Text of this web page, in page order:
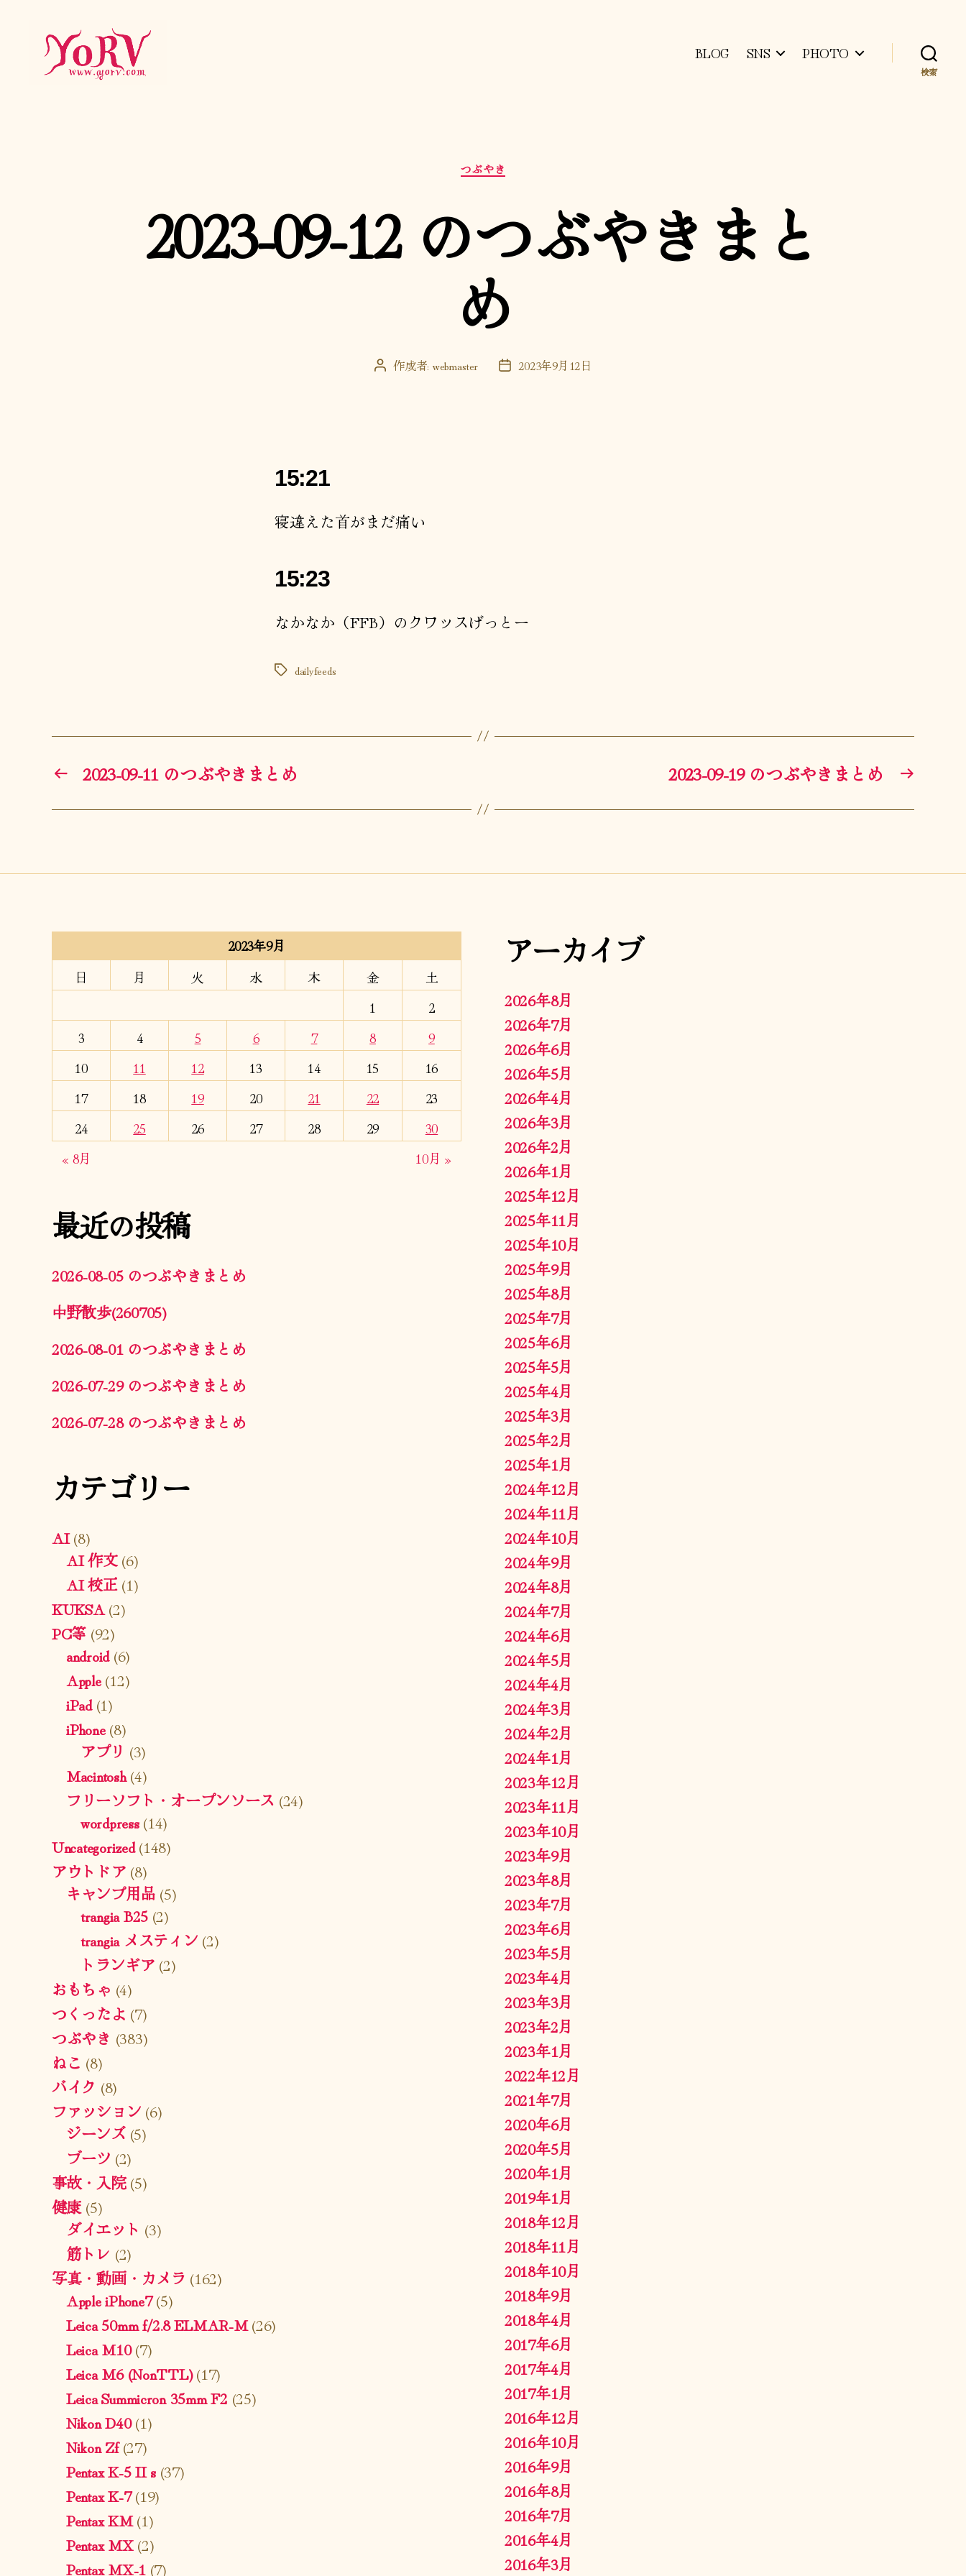
BLOG SNS PHOTO
検索
カ
テ
ー
つぶやき
2023-09-12 のつぶやきまと
め
投 作成者: webmaster
投 2023年9月12日
15:21
寝違えた首がまだ痛い
15:23
なかなか（FFB）のクワッスげっとー
タ dailyfeeds
← 2023-09-11 のつぶやきまとめ →
2023-09-19 のつぶやきまとめ
2023年9月
日
月 火 水 木 金
土
1
2
3
4 5 6 7 8
9
10
11 12 13 14 15
16
17
18 19 20 21 22
23
24
25 26 27 28 29
30
« 8月
10月 »
最近の投稿
2026-08-05 のつぶやきまとめ
中野散歩(260705)
2026-08-01 のつぶやきまとめ
2026-07-29 のつぶやきまとめ
2026-07-28 のつぶやきまとめ
カテゴリー
AI(8)
AI 作文(6)
AI 校正(1)
KUKSA(2)
PC等 (92)
android(6)
Apple(12)
iPad(1)
iPhone(8)
アプリ (3)
Macintosh(4)
フリーソフト・オープンソース (24)
wordpress(14)
Uncategorized(148)
アウトドア (8)
キャンプ用品 (5)
trangia B25 (2)
trangia メスティン (2)
トランギア (2)
おもちゃ (4)
つくったよ (7)
つぶやき (383)
ねこ (8)
バイク (8)
ファッション (6)
ジーンズ(5)
ブーツ (2)
事故・入院(5)
健康 (5)
ダイエット (3)
筋トレ (2)
写真・動画・カメラ (162)
Apple iPhone7(5)
Leica 50mm f/2.8 ELMAR-M(26)
Leica M10(7)
Leica M6 (NonTTL)(17)
Leica Summicron 35mm F2 (25)
Nikon D40(1)
Nikon Zf(27)
Pentax K-5 II s(37)
Pentax K-7(19)
Pentax KM(1)
Pentax MX(2)
Pentax MX-1 (7)
アーカイブ
2026年8月
2026年7月
2026年6月
2026年5月
2026年4月
2026年3月
2026年2月
2026年1月
2025年12月
2025年11月
2025年10月
2025年9月
2025年8月
2025年7月
2025年6月
2025年5月
2025年4月
2025年3月
2025年2月
2025年1月
2024年12月
2024年11月
2024年10月
2024年9月
2024年8月
2024年7月
2024年6月
2024年5月
2024年4月
2024年3月
2024年2月
2024年1月
2023年12月
2023年11月
2023年10月
2023年9月
2023年8月
2023年7月
2023年6月
2023年5月
2023年4月
2023年3月
2023年2月
2023年1月
2022年12月
2021年7月
2020年6月
2020年5月
2020年1月
2019年1月
2018年12月
2018年11月
2018年10月
2018年9月
2018年4月
2017年6月
2017年4月
2017年1月
2016年12月
2016年10月
2016年9月
2016年8月
2016年7月
2016年4月
2016年3月